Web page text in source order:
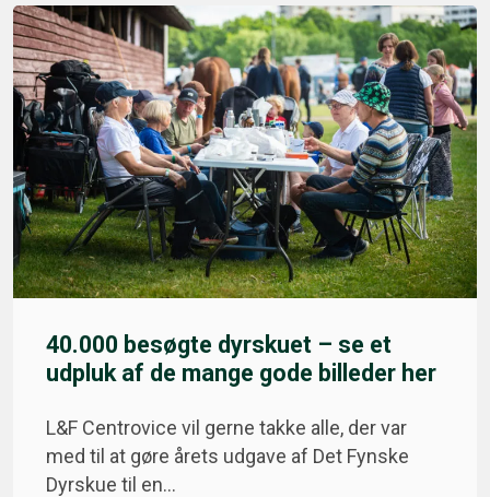
40.000 besøgte dyrskuet – se et
udpluk af de mange gode billeder her
L&F Centrovice vil gerne takke alle, der var
med til at gøre årets udgave af Det Fynske
Dyrskue til en…